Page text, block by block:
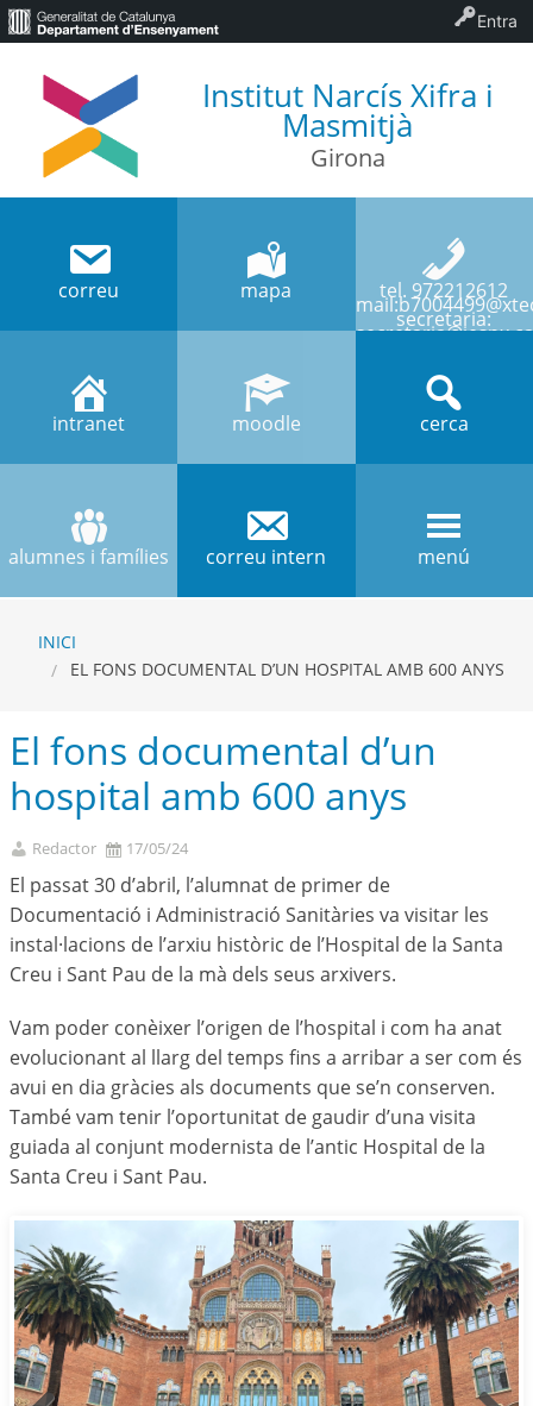
Institut Narcís Xifra i
Masmitjà
Girona
correu mapa tel. 972212612
secretaria:
intranet moodle cerca
alumnes i famílies correu intern menú
INICI
EL FONS DOCUMENTAL D’UN HOSPITAL AMB 600 ANYS
El fons documental d’un
hospital amb 600 anys
Redactor 17/05/24
El passat 30 d’abril, l’alumnat de primer de
Documentació i Administració Sanitàries va visitar les
instal·lacions de l’arxiu històric de l’Hospital de la Santa
Creu i Sant Pau de la mà dels seus arxivers.
Vam poder conèixer l’origen de l’hospital i com ha anat
evolucionant al llarg del temps fins a arribar a ser com és
avui en dia gràcies als documents que se’n conserven.
També vam tenir l’oportunitat de gaudir d’una visita
guiada al conjunt modernista de l’antic Hospital de la
Santa Creu i Sant Pau.
Entra